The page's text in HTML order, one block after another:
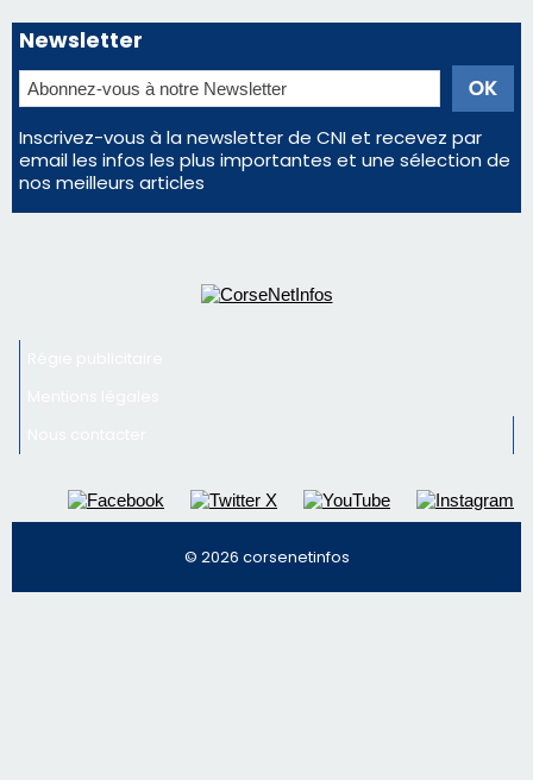
Régie publicitaire
Mentions légales
Nous contacter